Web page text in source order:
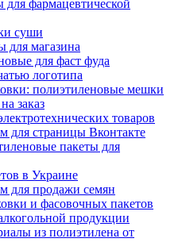
фармацевтической
суши
для магазина
для фаст фуда
логотипа
полиэтиленовые мешки
заказ
товаров
для страницы Вконтакте
пакеты для
в Украине
для продажи семян
и фасовочных пакетов
продукции
из полиэтилена от